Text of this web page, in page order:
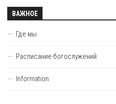
ВАЖНОЕ
Где мы
Расписание богослужений
Information